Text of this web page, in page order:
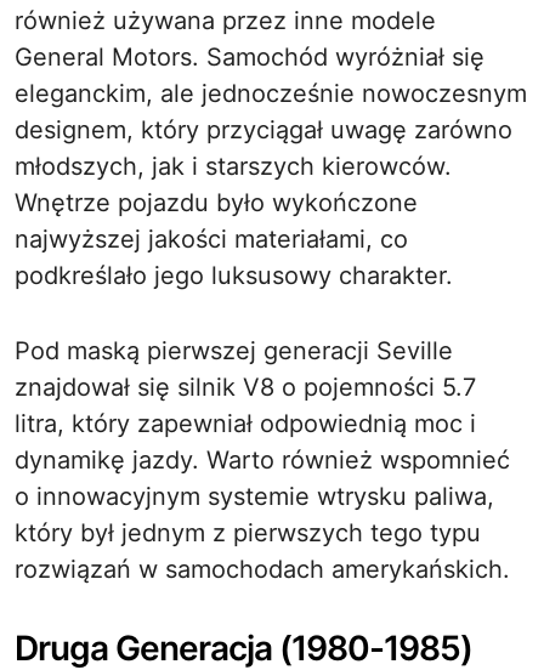
również używana przez inne modele
General Motors. Samochód wyróżniał się
eleganckim, ale jednocześnie nowoczesnym
designem, który przyciągał uwagę zarówno
młodszych, jak i starszych kierowców.
Wnętrze pojazdu było wykończone
najwyższej jakości materiałami, co
podkreślało jego luksusowy charakter.
Pod maską pierwszej generacji Seville
znajdował się silnik V8 o pojemności 5.7
litra, który zapewniał odpowiednią moc i
dynamikę jazdy. Warto również wspomnieć
o innowacyjnym systemie wtrysku paliwa,
który był jednym z pierwszych tego typu
rozwiązań w samochodach amerykańskich.
Druga Generacja (1980-1985)